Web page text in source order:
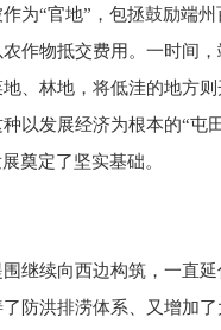
为“官地”，包拯鼓励端
作物抵交费用。一时间
、林地，将低洼的地方
以发展经济为根本的“屯
奠定了坚实基础。
继续向西边构筑，一直
防洪排涝体系、又增加了